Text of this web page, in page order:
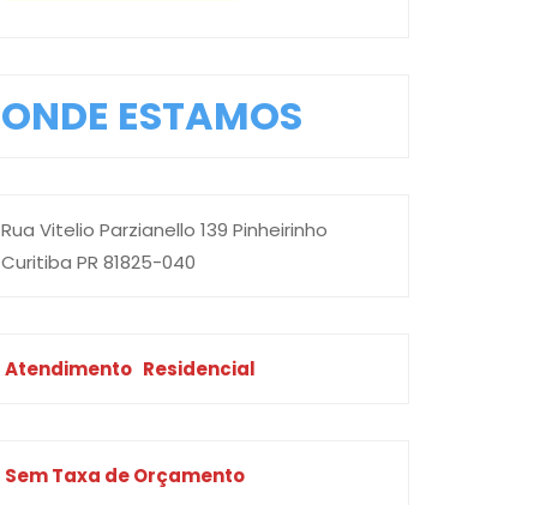
ONDE ESTAMOS
Rua Vitelio Parzianello 139 Pinheirinho
Curitiba PR 81825-040
Atendimento Residencial
Sem Taxa de Orçamento